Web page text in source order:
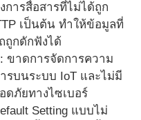
ารสื่อสารที่ไม่ได้ถูก
เป็นต้น ทำให้ข้อมูลที่
ถูกดักฟังได้
ขาดการจัดการความ
รบนระบบ IoT และไม่มี
ดภัยทางไซเบอร์
Setting แบบไม่